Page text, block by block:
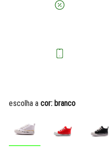
escolha a cor: branco